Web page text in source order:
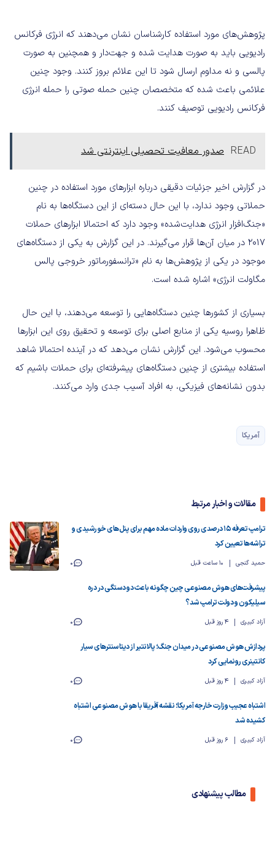
پژوهش‌های مورد استفاده کارشناسان نشان می‌دهند که انرژی فرکانس
رادیویی باید به صورت هدایت شده و جهت‌دار و همچنین به صورت
پالسی و نه مداوم ارسال شود تا این علائم بروز کنند. وجود چنین
علائمی باعث شده که متخصصان چنین حمله صوتی را حمله انرژی
فرکانس رادیویی توصیف کنند.
READ صدور معافیت تحصیلی اینترنتی شد
در گزارش اخیر جزئیات دقیقی درباره ابزارهای مورد استفاده در چنین
حملاتی وجود ندارد، با این حال دسته‌ای از این دستگاه‌ها به نام
«جنگ‌افزار انرژی هدایت‌شده» وجود دارد که احتمالا ابزارهای حملات
۲۰۱۷ در میان آن‌ها قرار می‌گیرند. در این گزارش به یکی از دستگاه‌های
موجود در یکی از پژوهش‌ها به نام «ترانسفورماتور خروجی پالس
مگاولت انرژی» اشاره شده است.
بسیاری از کشورها چنین دستگاه‌هایی را توسعه می‌دهند، با این حال
ظاهرا روسیه یکی از منابع اصلی برای توسعه و تحقیق روی این ابزارها
محسوب می‌شود. این گزارش نشان می‌دهد که در آینده احتمالا شاهد
استفاده بیشتری از چنین دستگاه‌های پیشرفته‌ای برای حملات باشیم که
بدون نشانه‌های فیزیکی، به افراد آسیب جدی وارد می‌کنند.
آمریکا
مقالات و اخبار مرتبط
ترامپ تعرفه‌ ۱۵ درصدی روی واردات ماده مهم برای پنل‌های خورشیدی و
تراشه‌ها تعیین کرد
حمید گنجی 10 ساعت قبل 0
پیشرفت‌های هوش مصنوعی چین چگونه باعث دو دستگی در دره
سیلیکون و دولت ترامپ شد؟
آزاد کبیری 4 روز قبل 0
پردازش هوش مصنوعی در میدان جنگ؛ پالانتیر از دیتاسنترهای سیار
کانتینری رونمایی کرد
آزاد کبیری 4 روز قبل 0
اشتباه عجیب وزارت خارجه آمریکا؛ نقشه آفریقا با هوش مصنوعی اشتباه
کشیده شد
آزاد کبیری 6 روز قبل 0
مطالب پیشنهادی